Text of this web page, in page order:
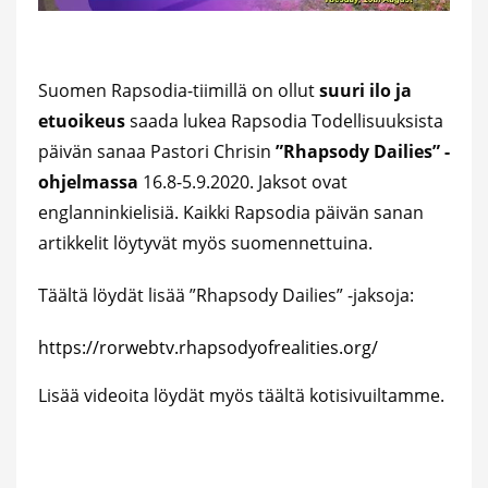
Suomen Rapsodia-tiimillä on ollutsuuri ilo ja
etuoikeussaada lukea Rapsodia Todellisuuksista
päivän sanaa Pastori Chrisin ”Rhapsody Dailies” -
ohjelmassa 16.8-5.9.2020. Jaksot ovat
englanninkielisiä. Kaikki Rapsodia päivän sanan
artikkelit löytyvät myös suomennettuina.
Täältä löydät lisää ”Rhapsody Dailies” -jaksoja:
https://rorwebtv.rhapsodyofrealities.org/
Lisää videoita löydät myös täältä kotisivuiltamme.